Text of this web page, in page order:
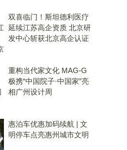
双喜临门！斯坦德利医疗
延续江苏高企资质 北京研
发中心斩获北京高企认证
重构当代家文化 MAG-G
极携“中国院子·中国家”亮
相广州设计周
惠泊车优惠加码续航 | 文
明停车点亮惠州城市文明